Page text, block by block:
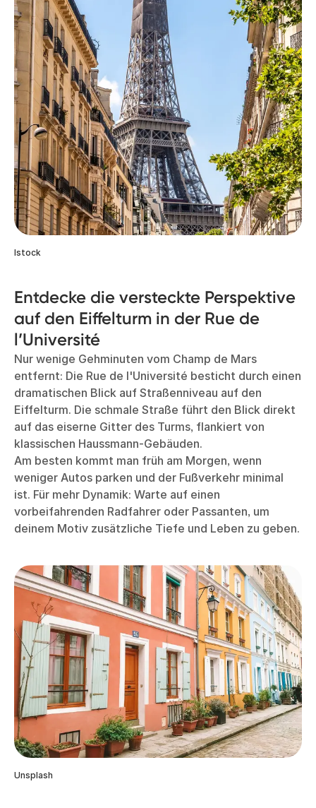
Istock
Entdecke die versteckte Perspektive
auf den Eiffelturm in der Rue de
l’Université
Nur wenige Gehminuten vom Champ de Mars
entfernt: Die Rue de l'Université besticht durch einen
dramatischen Blick auf Straßenniveau auf den
Eiffelturm. Die schmale Straße führt den Blick direkt
auf das eiserne Gitter des Turms, flankiert von
klassischen Haussmann-Gebäuden.
Am besten kommt man früh am Morgen, wenn
weniger Autos parken und der Fußverkehr minimal
ist. Für mehr Dynamik: Warte auf einen
vorbeifahrenden Radfahrer oder Passanten, um
deinem Motiv zusätzliche Tiefe und Leben zu geben.
Unsplash